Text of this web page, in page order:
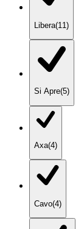
Libera(11)
Si Apre(5)
Axa(4)
Cavo(4)